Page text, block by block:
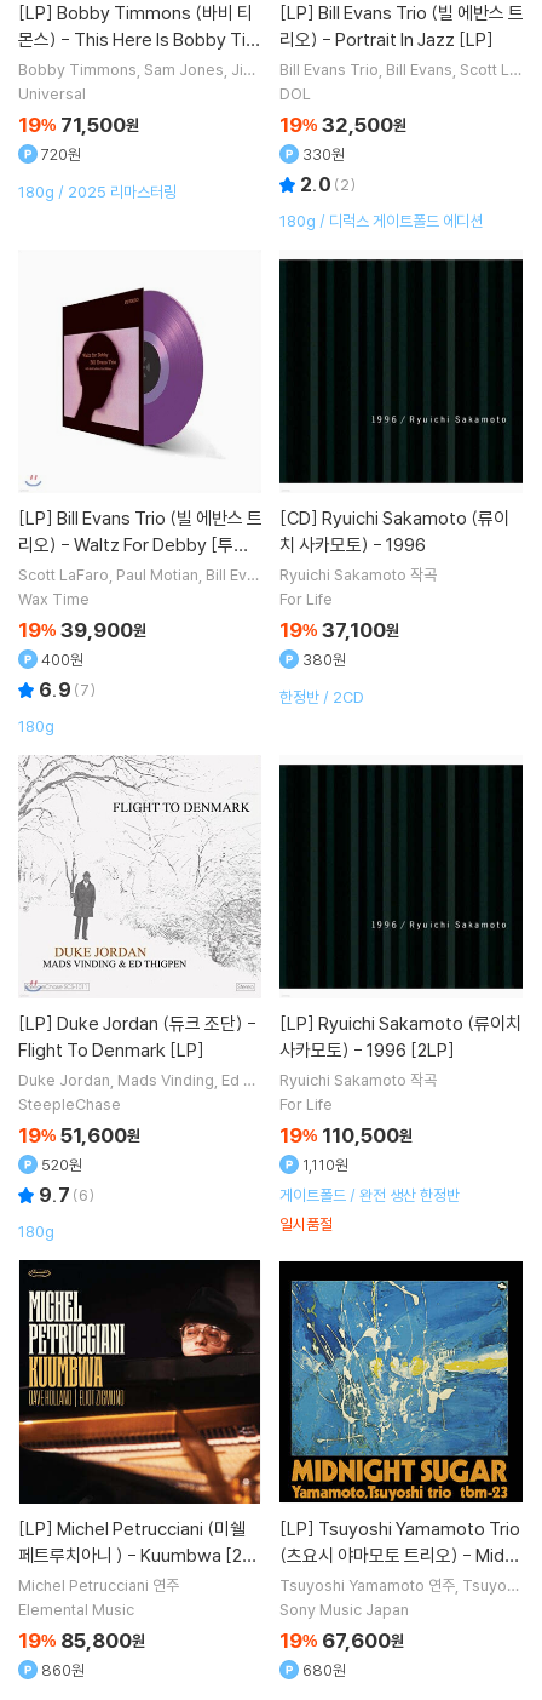
[LP]
몬스) - This Here Is Bobby Tim
mons [LP]
Bobby Timmons Sam Jones Jim
my Cobb연주
Universal
19% 71,500원
720원
180g / 2025 리마스터링
[LP]
리오) - Portrait In Jazz [LP]
Bill Evans Trio Bill Evans Scott La
Faro
DOL
19% 32,500원
330원
2.0 (2)
180g / 디럭스 게이트폴드 에디션
[LP]
리오) - Waltz For Debby [투명
퍼플 컬러 LP]
Scott LaFaro Paul Motian Bill Eva
ns Bill Evans Trio
Wax Time
19% 39,900원
400원
6.9 (7)
180g
[CD]
치 사카모토) - 1996
Ryuichi Sakamoto 작곡
For Life
19% 37,100원
380원
한정반 / 2CD
[LP]
Flight To Denmark [LP]
Duke Jordan Mads Vinding Ed Th
igpen Duke Jordan Trio
SteepleChase
19% 51,600원
520원
9.7 (6)
180g
[LP]
사카모토) - 1996 [2LP]
Ryuichi Sakamoto 작곡
For Life
19% 110,500원
1,110원
게이트폴드 / 완전 생산 한정반
일시품절
[LP]
페트루치아니 ) - Kuumbwa [2L
P]
Michel Petrucciani 연주
Elemental Music
19% 85,800원
860원
[LP]
(츠요시 야마모토 트리오) - Midni
ght Sugar [LP]
Tsuyoshi Yamamoto 연주 Tsuyosh
i Yamamoto Trio밴드
Sony Music Japan
19% 67,600원
680원